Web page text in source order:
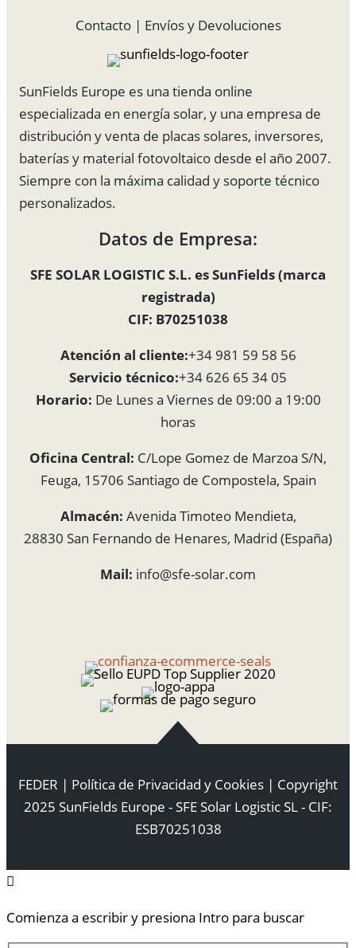
Contacto| Envíos y Devoluciones
SunFields Europe es una tienda online
especializada en energía solar, y una empresa de
distribución y venta de placas solares, inversores,
baterías y material fotovoltaico desde el año 2007.
Siempre con la máxima calidad y soporte técnico
personalizados.
Datos de Empresa:
SFE SOLAR LOGISTIC S.L. es SunFields (marca
registrada)
CIF: B70251038
Atención al cliente:+34 981 59 58 56
Servicio técnico:+34 626 65 34 05
Horario: De Lunes a Viernes de 09:00 a 19:00
horas
Oficina Central: C/Lope Gomez de Marzoa S/N,
Feuga, 15706 Santiago de Compostela, Spain
Almacén: Avenida Timoteo Mendieta,
28830 San Fernando de Henares, Madrid (España)
Mail: info@sfe-solar.com
FEDER | Política de Privacidad y Cookies | Copyright
2025 SunFields Europe - SFE Solar Logistic SL - CIF:
ESB70251038
Comienza a escribir y presiona Intro para buscar